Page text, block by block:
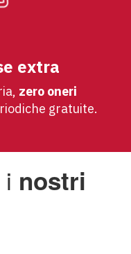
extra
zero oneri
gratuite.
i nostri